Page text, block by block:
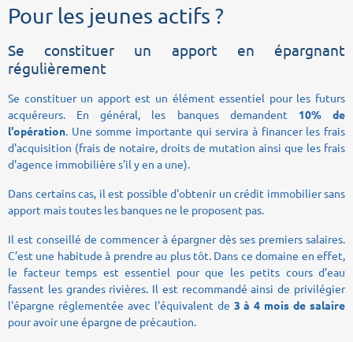
Pour les jeunes actifs ?
Se constituer un apport en épargnant
régulièrement
Se constituer un apport est un élément essentiel pour les futurs
acquéreurs. En général, les banques demandent 10% de
l'opération. Une somme importante qui servira à financer les frais
d'acquisition (frais de notaire, droits de mutation ainsi que les frais
d'agence immobilière s'il y en a une).
Dans certains cas, il est possible d'obtenir un crédit immobilier sans
apport mais toutes les banques ne le proposent pas.
Il est conseillé de commencer à épargner dès ses premiers salaires.
C’est une habitude à prendre au plus tôt. Dans ce domaine en effet,
le facteur temps est essentiel pour que les petits cours d’eau
fassent les grandes rivières. Il est recommandé ainsi de privilégier
l'épargne réglementée avec l'équivalent de 3 à 4 mois de salaire
pour avoir une épargne de précaution.